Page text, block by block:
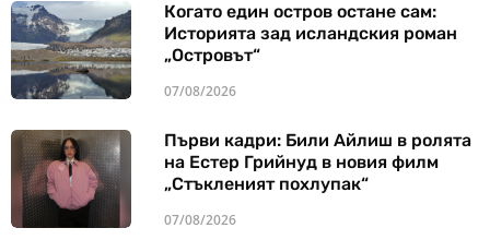
Когато един остров остане сам:
Историята зад исландския роман
„Островът“
07/08/2026
Първи кадри: Били Айлиш в ролята
на Естер Грийнуд в новия филм
„Стъкленият похлупак“
07/08/2026